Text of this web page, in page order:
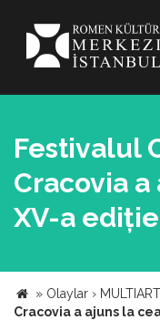
Festivalul
Cracovia
XV-a ediție
» Olaylar › MULTIART
Cracovia a ajuns la